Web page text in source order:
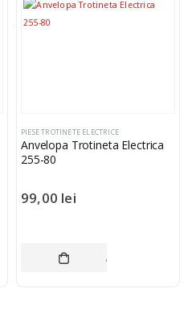
PIESE TROTINETE ELECTRICE
Anvelopa Trotineta Electrica
255-80
99,00 lei
ADAUGĂ ÎN COȘ